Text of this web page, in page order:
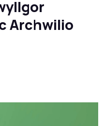
Archwilio